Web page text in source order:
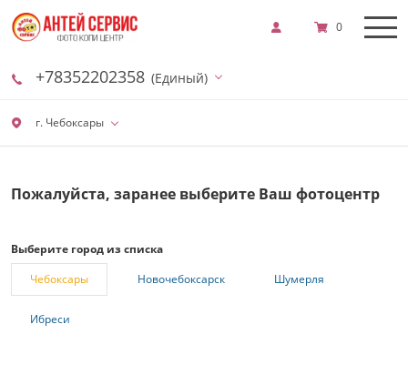
г. Чебоксары
+78352202358 (Единый)
0
Пожалуйста, заранее выберите Ваш фотоцентр
Выберите город из списка
Чебоксары
Новочебоксарск Шумерля
Ибреси